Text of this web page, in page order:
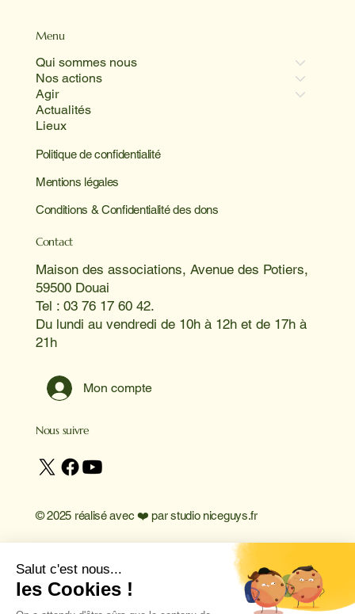
Menu
Qui sommes nous
Nos actions
Agir
Actualités
Lieux
Politique de confidentialité
Mentions légales
Conditions & Confidentialité des dons
Contact
Maison des associations, Avenue des Potiers,
59500 Douai
Tel : 03 76 17 60 42.
Du lundi au vendredi de 10h à 12h et de 17h à
21h
Mon compte
Nous suivre
© 2025 réalisé avec ❤️ parstudio niceguys.fr